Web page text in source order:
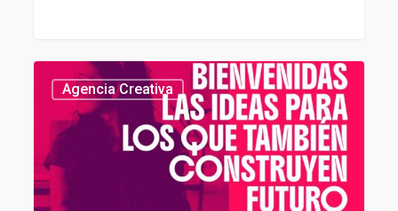
Agencia
contenidos
de
Fundación
Luksic
Agencia Creativa 439